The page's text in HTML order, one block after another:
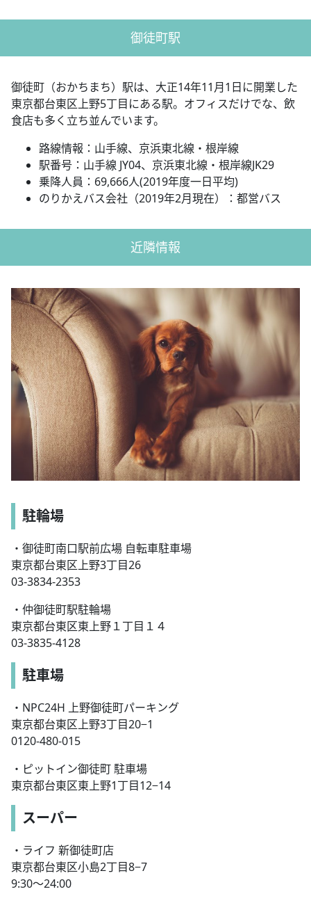
御徒町駅
御徒町（おかちまち）駅は、大正14年11月1日に開業した
東京都台東区上野5丁目にある駅。オフィスだけでな、飲
食店も多く立ち並んでいます。
路線情報：山手線、京浜東北線・根岸線
駅番号：山手線 JY04、京浜東北線・根岸線JK29
乗降人員：69,666人(2019年度一日平均)
のりかえバス会社（2019年2月現在）：都営バス
近隣情報
駐輪場
・御徒町南口駅前広場 自転車駐車場
東京都台東区上野3丁目26
03-3834-2353
・仲御徒町駅駐輪場
東京都台東区東上野１丁目１４
03-3835-4128
駐車場
・NPC24H 上野御徒町パーキング
東京都台東区上野3丁目20−1
0120-480-015
・ピットイン御徒町 駐車場
東京都台東区東上野1丁目12−14
スーパー
・ライフ 新御徒町店
東京都台東区小島2丁目8−7
9:30～24:00